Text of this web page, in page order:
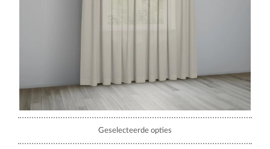
Geselecteerde opties